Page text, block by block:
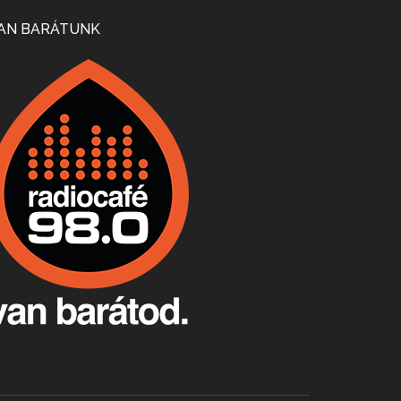
Apr 24, 2026 • 00:38:10
Villány, kékfrankos, Jackfall
Apr 17, 2026 • 00:35:38
Apr 9, 2026 • 00:37:17
BARÁTUNK